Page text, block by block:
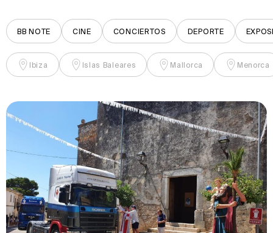
BB NOTE CINE CONCIERTOS DEPORTE
Ibiza Islas Baleares Mallorca Menorca